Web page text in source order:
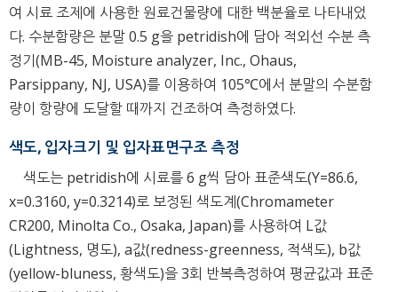
여 시료 조제에 사용한 원료건물량에 대한 백분율로 나타내었
다. 수분함량은 분말 0.5 g을 petridish에 담아 적외선 수분 측
정기(MB-45, Moisture analyzer, Inc., Ohaus,
Parsippany, NJ, USA)를 이용하여 105℃에서 분말의 수분함
량이 항량에 도달할 때까지 건조하여 측정하였다.
색도, 입자크기 및 입자표면구조 측정
색도는 petridish에 시료를 6 g씩 담아 표준색도(Y=86.6,
x=0.3160, y=0.3214)로 보정된 색도계(Chromameter
CR200, Minolta Co., Osaka, Japan)를 사용하여 L값
(Lightness, 명도), a값(redness-greenness, 적색도), b값
(yellow-bluness, 황색도)을 3회 반복측정하여 평균값과 표준